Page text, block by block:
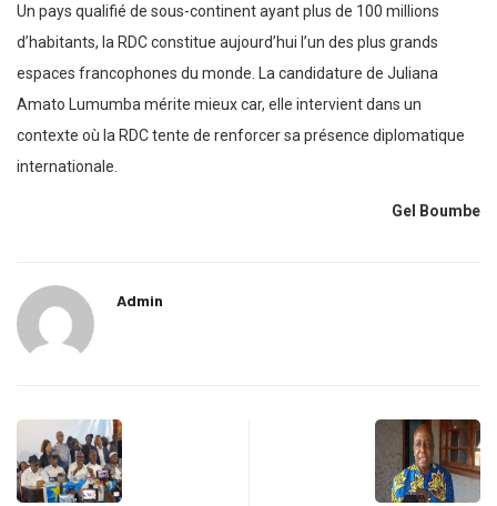
Un pays qualifié de sous-continent ayant plus de 100 millions
d’habitants, la RDC constitue aujourd’hui l’un des plus grands
espaces francophones du monde. La candidature de Juliana
Amato Lumumba mérite mieux car, elle intervient dans un
contexte où la RDC tente de renforcer sa présence diplomatique
internationale.
Gel Boumbe
Admin